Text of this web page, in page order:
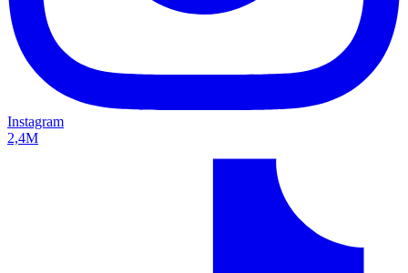
Instagram
2,4M